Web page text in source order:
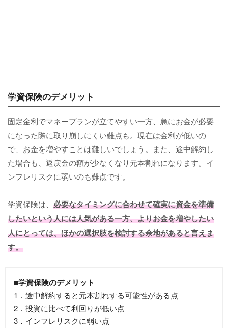
学資保険のデメリット
固定金利でマネープランが立てやすい一方、急にお金が必要
になった際に取り崩しにくい難点も。現在は金利が低いの
で、お金を増やすことは難しいでしょう。また、途中解約し
た場合も、返戻金の額が少なくなり元本割れになります。イ
ンフレリスクに弱いのも難点です。
学資保険は、 必要なタイミングに合わせて確実に資金を準備
したいという人には人気がある一方、よりお金を増やしたい
人にとっては、ほかの選択肢を検討する余地があると言えま
す。
■学資保険のデメリット
1．途中解約すると元本割れする可能性がある点
2．投資に比べて利回りが低い点
3．インフレリスクに弱い点